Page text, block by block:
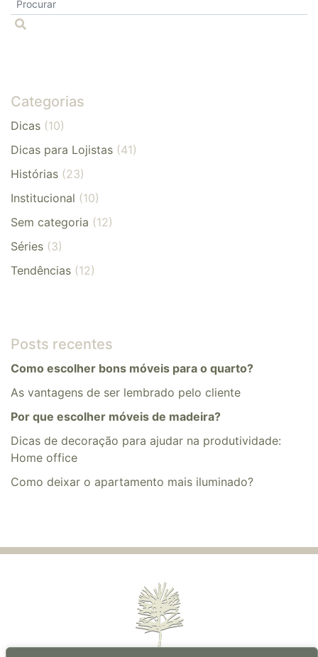
Categorias
Dicas (10)
Dicas para Lojistas (41)
Histórias (23)
Institucional (10)
Sem categoria (12)
Séries (3)
Tendências (12)
Posts recentes
Como escolher bons móveis para o quarto?
As vantagens de ser lembrado pelo cliente
Por que escolher móveis de madeira?
Dicas de decoração para ajudar na produtividade:
Home office
​​Como deixar o apartamento mais iluminado?